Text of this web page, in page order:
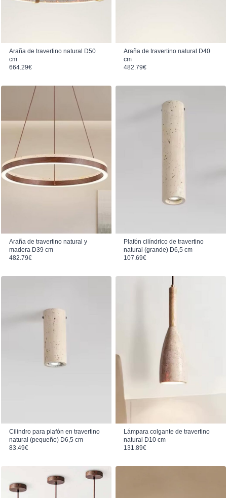
Araña de travertino natural D50
cm
664.29€
Araña de travertino natural D40
cm
482.79€
Araña de travertino natural y
madera D39 cm
482.79€
Plafón cilíndrico de travertino
natural (grande) D6,5 cm
107.69€
Cilindro para plafón en travertino
natural (pequeño) D6,5 cm
83.49€
Lámpara colgante de travertino
natural D10 cm
131.89€